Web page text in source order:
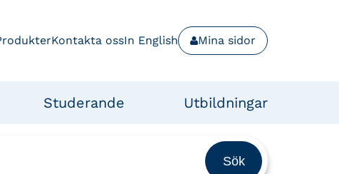
Kontakta ossIn English Mina sidor
Studerande Utbildningar